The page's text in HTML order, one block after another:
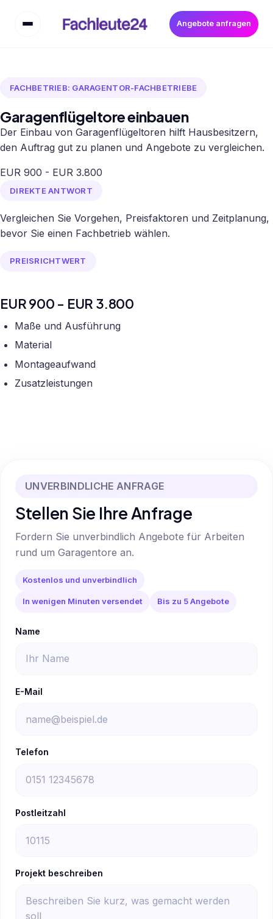
Angebote anfragen
FACHBETRIEB: GARAGENTOR-FACHBETRIEBE
Garagenflügeltore einbauen
Der Einbau von Garagenflügeltoren hilft Hausbesitzern,
den Auftrag gut zu planen und Angebote zu vergleichen.
EUR 900 - EUR 3.800
DIREKTE ANTWORT
Vergleichen Sie Vorgehen, Preisfaktoren und Zeitplanung,
bevor Sie einen Fachbetrieb wählen.
PREISRICHTWERT
EUR 900 - EUR 3.800
Maße und Ausführung
Material
Montageaufwand
Zusatzleistungen
UNVERBINDLICHE ANFRAGE
Stellen Sie Ihre Anfrage
Fordern Sie unverbindlich Angebote für Arbeiten
rund um Garagentore an.
Kostenlos und unverbindlich
In wenigen Minuten versendet Bis zu 5 Angebote
Name
E-Mail
Telefon
Postleitzahl
Projekt beschreiben